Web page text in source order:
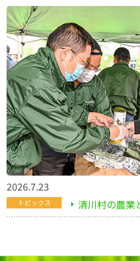
2026.7.23
トピックス 清川村の農業